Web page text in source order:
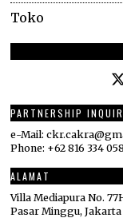
Toko
PARTNERSHIP
e-Mail:
Phone: +62 816 334
ALAMAT
Villa Mediapura No.
Pasar Minggu, Jakarta